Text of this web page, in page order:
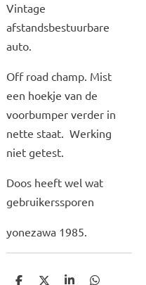
Vintage
afstandsbestuurbare
auto.
Off road champ. Mist
een hoekje van de
voorbumper verder in
nette staat. Werking
niet getest.
Doos heeft wel wat
gebruikerssporen
yonezawa 1985.